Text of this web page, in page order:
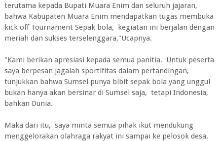
terutama kepada Bupati Muara Enim dan seluruh jajaran,
bahwa Kabupaten Muara Enim mendapatkan tugas membuka
kick off Tournament Sepak bola, kegiatan ini berjalan dengan
meriah dan sukses terselenggara,"Ucapnya.
"Kami berikan apresiasi kepada semua panitia. Untuk peserta
saya berpesan jagalah sportifitas dalam pertandingan,
tunjukkan bahwa Sumsel punya bibit sepak bola yang unggul
bukan hanya akan bersinar di Sumsel saja, tetapi Indonesia,
bahkan Dunia.
Maka dari itu, saya minta semua pihak ikut mendukung
menggelorakan olahraga rakyat ini sampai ke pelosok desa.